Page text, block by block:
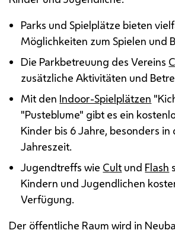
Parks und Spielplätze bieten
Möglichkeiten zum Spielen und
Die Parkbetreuung des Vereins
zusätzliche Aktivitäten und
Mit den Indoor-Spielplätzen
"Pusteblume" gibt es ein
Kinder bis 6 Jahre, besonders in
Jahreszeit.
Jugendtreffs wie Cult und Flash
Kindern und Jugendlichen
Verfügung.
Der öffentliche Raum wird in